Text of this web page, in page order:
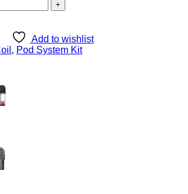
Add to wishlist
, Pod System Kit